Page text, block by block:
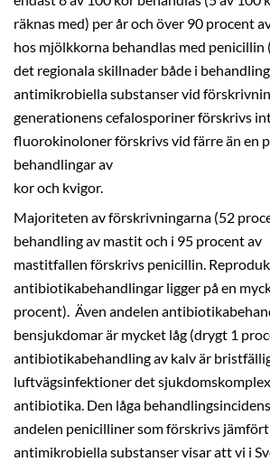
räknas med) per år och över 90 procent
hos mjölkkorna behandlas med penicillin
det regionala skillnader både i
antimikrobiella substanser vid
generationens cefalosporiner förskrivs
fluorokinoloner förskrivs vid färre än en
behandlingar av
kor och kvigor.
Majoriteten av förskrivningarna (52
behandling av mastit och i 95 procent av
mastitfallen förskrivs penicillin.
antibiotikabehandlingar ligger på en
procent). Även andelen
bensjukdomar är mycket låg (drygt 1
antibiotikabehandling av kalv är
luftvägsinfektioner det
antibiotika. Den låga
andelen penicilliner som förskrivs
antimikrobiella substanser visar att vi i